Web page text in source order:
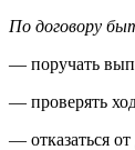
По договору
— поручать
— проверять
— отказаться от